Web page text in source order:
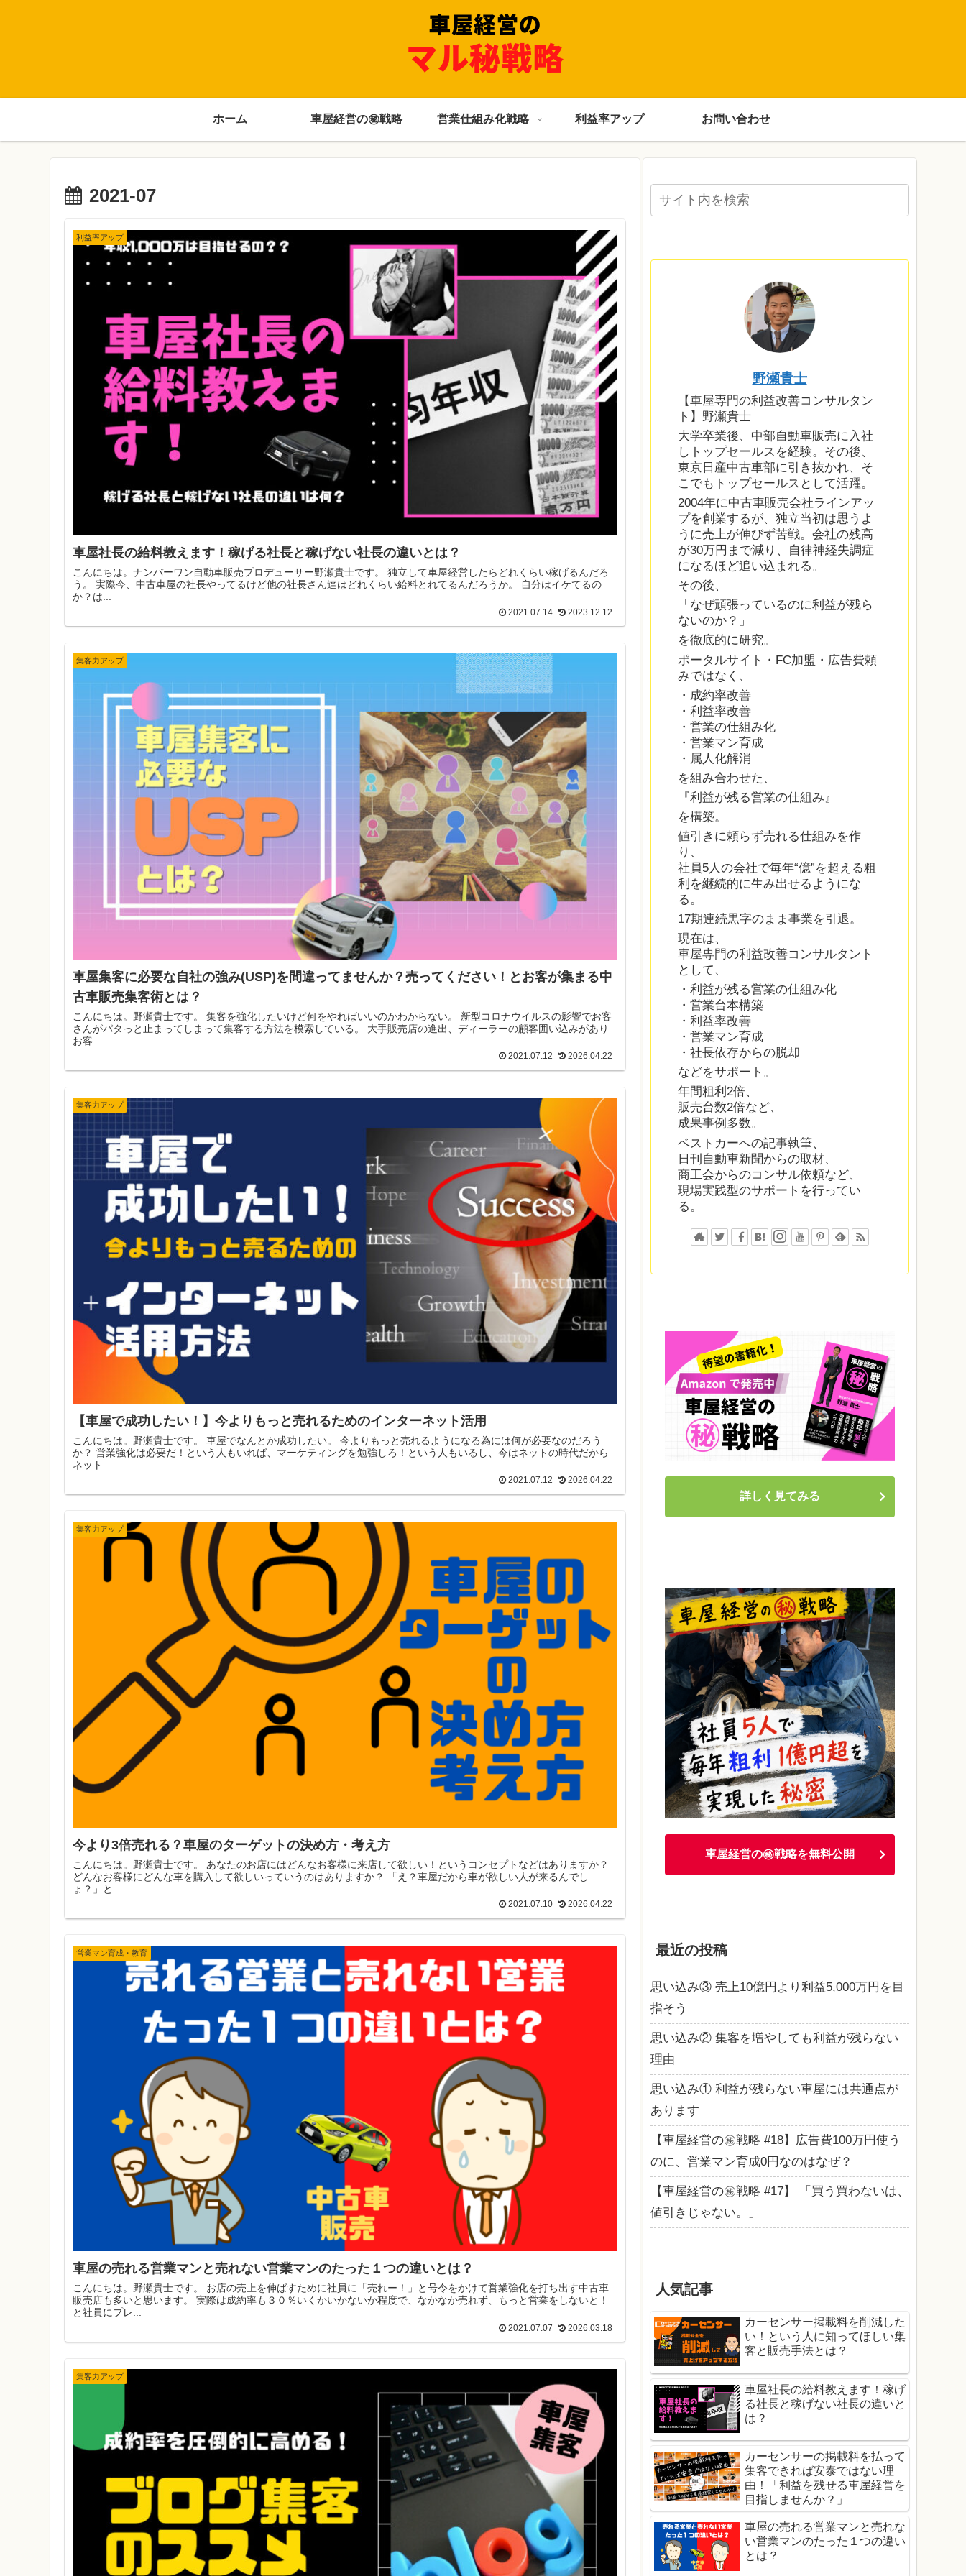
ホーム 車屋経営の㊙戦略 営業仕組み化戦略 利益率アップ お問い合わせ
2021-07
利益率アップ
車屋社長の給料教えます！稼げる社長と稼げない社長の違いとは？
こんにちは。ナンバーワン自動車販売プロデューサー野瀬貴士です。 独立して車屋経営したらどれくらい稼げるんだろ
う。 実際今、中古車屋の社長やってるけど他の社長さん達はどれくらい給料とれてるんだろうか。 自分はイケてるの
か？は...
2021.07.14 2023.12.12
集客力アップ
車屋集客に必要な自社の強み(USP)を間違ってませんか？売ってください！とお客が集まる中
古車販売集客術とは？
こんにちは。野瀬貴士です。 集客を強化したいけど何をやればいいのかわからない。 新型コロナウイルスの影響でお客
さんがパタっと止まってしまって集客する方法を模索している。 大手販売店の進出、ディーラーの顧客囲い込みがあり
お客...
2021.07.12 2026.04.22
集客力アップ
【車屋で成功したい！】今よりもっと売れるためのインターネット活用
こんにちは。野瀬貴士です。 車屋でなんとか成功したい。 今よりもっと売れるようになる為には何が必要なのだろう
か？ 営業強化は必要だ！という人もいれば、マーケティングを勉強しろ！という人もいるし、今はネットの時代だから
ネット...
2021.07.12 2026.04.22
集客力アップ
今より3倍売れる？車屋のターゲットの決め方・考え方
こんにちは。野瀬貴士です。 あなたのお店にはどんなお客様に来店して欲しい！というコンセプトなどはありますか？
どんなお客様にどんな車を購入して欲しいっていうのはありますか？ 「え？車屋だから車が欲しい人が来るんでし
ょ？」と...
2021.07.10 2026.04.22
営業マン育成・教育
車屋の売れる営業マンと売れない営業マンのたった１つの違いとは？
こんにちは。野瀬貴士です。 お店の売上を伸ばすために社員に「売れー！」と号令をかけて営業強化を打ち出す中古車
販売店も多いと思います。 実際は成約率も３０％いくかいかないか程度で、なかなか売れず、もっと営業をしないと！
と社員にプレ...
2021.07.07 2026.03.18
集客力アップ
野瀬貴士
【車屋専門の利益改善コンサルタン
ト】野瀬貴士
大学卒業後、中部自動車販売に入社
しトップセールスを経験。その後、
東京日産中古車部に引き抜かれ、そ
こでもトップセールスとして活躍。
2004年に中古車販売会社ラインアッ
プを創業するが、独立当初は思うよ
うに売上が伸びず苦戦。会社の残高
が30万円まで減り、自律神経失調症
になるほど追い込まれる。
その後、
「なぜ頑張っているのに利益が残ら
ないのか？」
を徹底的に研究。
ポータルサイト・FC加盟・広告費頼
みではなく、
・成約率改善
・利益率改善
・営業の仕組み化
・営業マン育成
・属人化解消
を組み合わせた、
『利益が残る営業の仕組み』
を構築。
値引きに頼らず売れる仕組みを作
り、
社員5人の会社で毎年“億”を超える粗
利を継続的に生み出せるようにな
る。
17期連続黒字のまま事業を引退。
現在は、
車屋専門の利益改善コンサルタント
として、
・利益が残る営業の仕組み化
・営業台本構築
・利益率改善
・営業マン育成
・社長依存からの脱却
などをサポート。
年間粗利2倍、
販売台数2倍など、
成果事例多数。
ベストカーへの記事執筆、
日刊自動車新聞からの取材、
商工会からのコンサル依頼など、
現場実践型のサポートを行ってい
る。
詳しく見てみる
車屋経営の㊙戦略を無料公開
最近の投稿
思い込み③ 売上10億円より利益5,000万円を目
指そう
思い込み② 集客を増やしても利益が残らない
理由
思い込み① 利益が残らない車屋には共通点が
あります
【車屋経営の㊙戦略 #18】広告費100万円使う
のに、営業マン育成0円なのはなぜ？
【車屋経営の㊙戦略 #17】 「買う買わないは、
値引きじゃない。」
人気記事
カーセンサー掲載料を削減した
い！という人に知ってほしい集
客と販売手法とは？
車屋社長の給料教えます！稼げ
る社長と稼げない社長の違いと
は？
カーセンサーの掲載料を払って
集客できれば安泰ではない理
由！「利益を残せる車屋経営を
目指しませんか？」
車屋の売れる営業マンと売れな
い営業マンのたった１つの違い
とは？